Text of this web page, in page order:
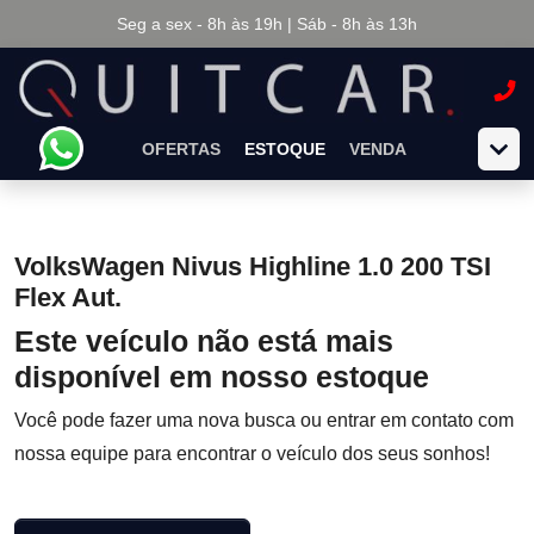
Seg a sex - 8h às 19h | Sáb - 8h às 13h
OFERTAS ESTOQUE VENDA
VolksWagen Nivus Highline 1.0 200 TSI
Flex Aut.
Este veículo não está mais
disponível em nosso estoque
Você pode fazer uma nova busca ou entrar em contato com
nossa equipe para encontrar o veículo dos seus sonhos!